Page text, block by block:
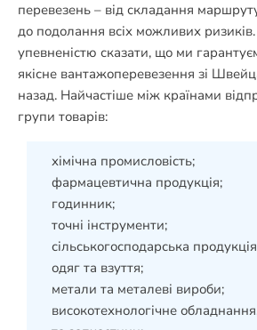
перевезень – від складання
до подолання всіх можливих
упевненістю сказати, що ми
якісне вантажоперевезення зі
назад. Найчастіше між країнами
групи товарів:
хімічна промисловість;
фармацевтична продукція;
годинник;
точні інструменти;
сільськогосподарська
одяг та взуття;
метали та металеві вироби;
високотехнологічне